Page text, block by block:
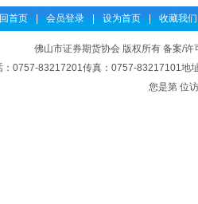
首页 | 会员登录 | 设为首页 | 收藏我们
佛山市证券期货协会 版权所有 备案/许
：0757-83217201传真：0757-83217101地
您是第 位